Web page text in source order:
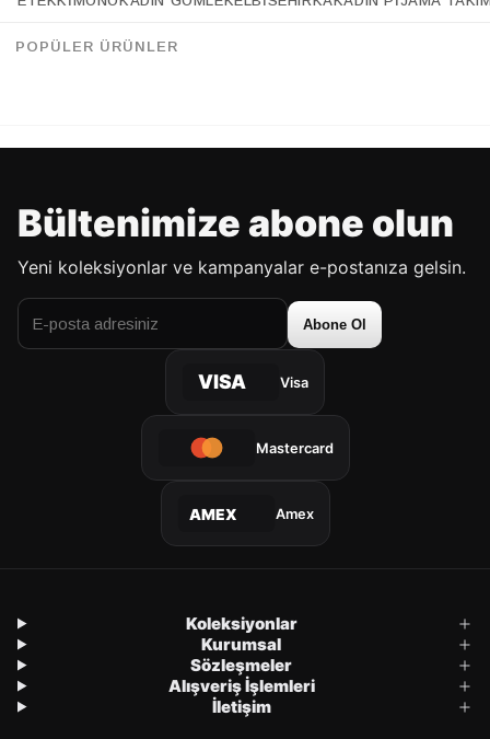
113.90 USD
157.90 USD
Bültenimize abone olun
Yeni koleksiyonlar ve kampanyalar e-postanıza gelsin.
Abone Ol
VISA Visa
Mastercard
AMEX Amex
Koleksiyonlar
Kurumsal
Sözleşmeler
Alışveriş İşlemleri
İletişim
POPÜLER ÜRÜNLER